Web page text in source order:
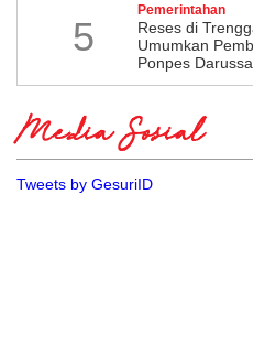
5
Pemerintahan
​Reses di
Umumkan
Ponpes
Media Sosial
Tweets by GesuriID